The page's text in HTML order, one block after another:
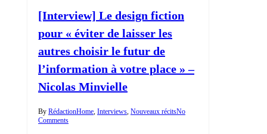
[Interview] Le design fiction
pour « éviter de laisser les
autres choisir le futur de
l’information à votre place » –
Nicolas Minvielle
By RédactionHome,Interviews,Nouveaux récitsNo
Comments